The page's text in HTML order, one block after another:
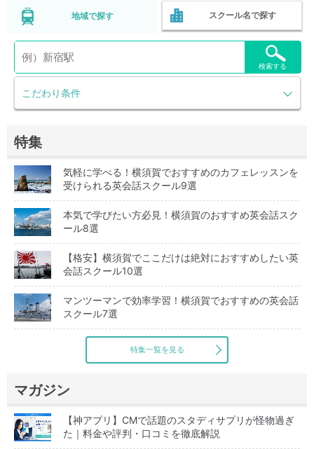
地域で探す スクール名で探す
こだわり条件
検索する
特集
気軽に学べる！横須賀でおすすめのカフェレッスンを
受けられる英会話スクール9選
本気で学びたい方必見！横須賀のおすすめ英会話スク
ール8選
【格安】横須賀でここだけは絶対におすすめしたい英
会話スクール10選
マンツーマンで効率学習！横須賀でおすすめの英会話
スクール7選
特集一覧を見る
マガジン
【神アプリ】CMで話題のスタディサプリが怪物過ぎ
た｜料金や評判・口コミを徹底解説